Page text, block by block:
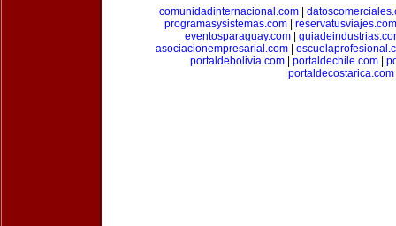
comunidadinternacional.com
programasysistemas.com
reservatusviajes.com
eventosparaguay.com
asociacionempresarial.com|
portaldebolivia.com| portaldechile.com|
portaldecostarica.com